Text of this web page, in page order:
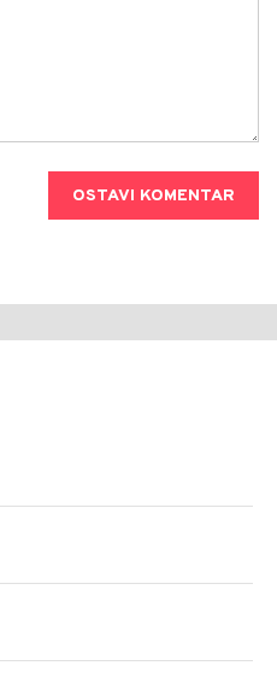
OSTAVI KOMENTAR